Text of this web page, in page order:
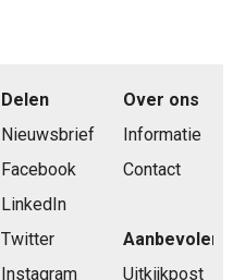
Delen
Nieuwsbrief
Facebook
LinkedIn
Twitter
Instagram
Over ons
Informatie
Contact
Aanbevolen
Uitkijkpost